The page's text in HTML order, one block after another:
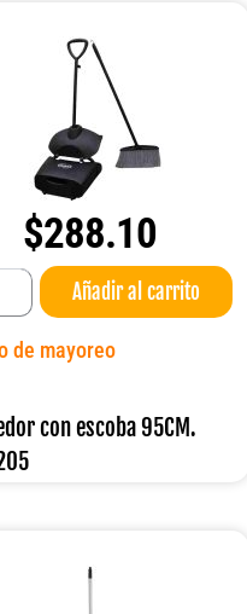
$288.10
Añadir al carrito
de mayoreo
con escoba 95CM.